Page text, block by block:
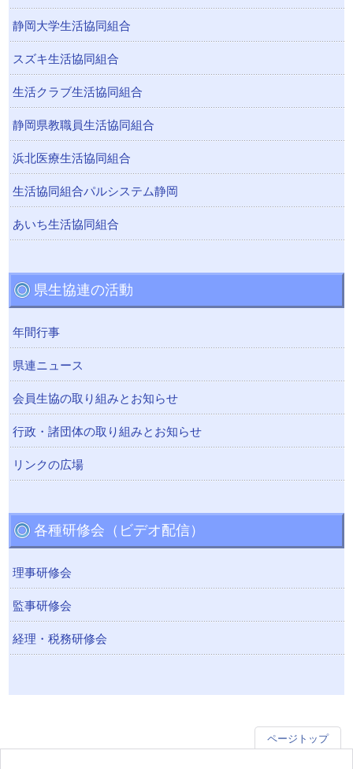
静岡大学生活協同組合
スズキ生活協同組合
生活クラブ生活協同組合
静岡県教職員生活協同組合
浜北医療生活協同組合
生活協同組合パルシステム静岡
あいち生活協同組合
県生協連の活動
年間行事
県連ニュース
会員生協の取り組みとお知らせ
行政・諸団体の取り組みとお知らせ
リンクの広場
各種研修会（ビデオ配信）
理事研修会
監事研修会
経理・税務研修会
ページトップ